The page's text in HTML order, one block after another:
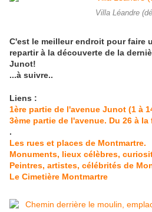
Villa Léandre
C'est le meilleur endroit pour faire
repartir à la découverte de la
Junot!
...à suivre..
Liens :
1ère partie de l'avenue Junot (1 à
3ème partie de l'avenue. Du 26 à la
.
Les rues et places de Montmartre.
Monuments, lieux célèbres,
Peintres, artistes, célébrités de
Le Cimetière Montmartre